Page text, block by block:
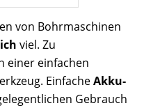
von Bohrmaschinen
viel. Zu
einer einfachen
EinfacheAkku-
Gebrauch